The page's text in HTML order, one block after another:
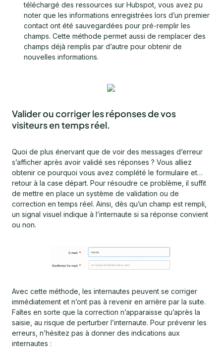
téléchargé des ressources sur Hubspot, vous avez pu
noter que les informations enregistrées lors d’un premier
contact ont été sauvegardées pour pré-remplir les
champs. Cette méthode permet aussi de remplacer des
champs déjà remplis par d’autre pour obtenir de
nouvelles informations.
Valider ou corriger les réponses de vos
visiteurs en temps réel.
Quoi de plus énervant que de voir des messages d’erreur
s’afficher après avoir validé ses réponses ? Vous alliez
obtenir ce pourquoi vous avez complété le formulaire et…
retour à la case départ. Pour résoudre ce problème, il suffit
de mettre en place un système de validation ou de
correction en temps réel. Ainsi, dès qu’un champ est rempli,
un signal visuel indique à l’internaute si sa réponse convient
ou non.
Avec cette méthode, les internautes peuvent se corriger
immédiatement et n’ont pas à revenir en arrière par la suite.
Faîtes en sorte que la correction n’apparaisse qu’après la
saisie, au risque de perturber l’internaute. Pour prévenir les
erreurs, n’hésitez pas à donner des indications aux
internautes :